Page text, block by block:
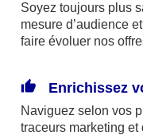
fois le PASS ou si
Madelin,
(sauf quelques cas
obligatoirementen
Soyez toujours plus
mesure d’audience
faire évoluer nos
Enrichissez
Naviguez selon vos
traceurs marketing